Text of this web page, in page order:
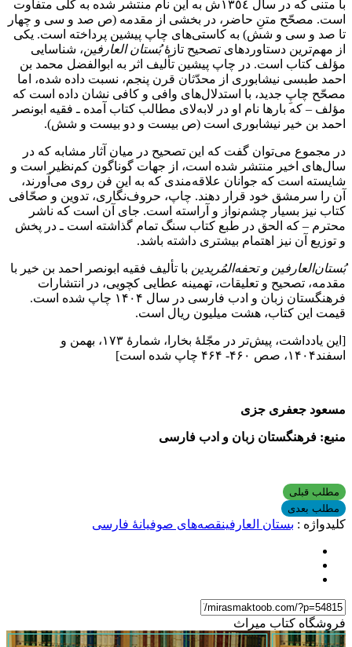
با متنی که در سال ١٣٥٤ش به این نام منتشر شده به کلی متفاوت
است. مصحّح متنِ حاضر، در بخشی از مقدمه (ص صد و سی و چهار
تا صد و سی و شش) به کاستی‌های چاپ پیشین پرداخته است. یکی
از مهم‌ترین دستاوردهای تصحیح تازۀبُستان العارفین، شناسایی
مؤلف کتاب است. در چاپ پیشین تألیف اثر به ابوالفضل محمد بن
احمد طبسی نیشابوری از محدّثان قرن پنجم، نسبت داده شده، اما
مصحّح چاپِ جدید، با استدلال‌های وافی و کافی نشان داده است که
مؤلف – که بارها نام او در لابه‌لای مطالب کتاب آمده ـ فقيه ابونصر
احمد بن خیر نیشابوری است (ص بیست و دو بیست و شش).
در مجموع می‌توان گفت که این تصحیح در میان آثار مشابه که در
سال‌های اخیر منتشر شده است، از جهات گوناگون کم‌نظیر است و
شایسته است که جوانان علاقه‌مندی که به این فن روی می‌آورند،
آن را سرمشق خود قرار دهند. چاپ، حروف‌نگاری، تدوین و صحّافی
کتاب نیز بسیار چشم‌نواز و آراسته است. جای آن است که ناشر
محترم – که الحق در طبع کتاب سنگ تمام گذاشته است ـ در پخش
و توزیع آن نیز اهتمام بیشتری داشته باشد.
بُستان‌العارفین و تحفه‌المُریدین با تألیف فقیه ابونصر احمد‌ بن خیر با
مقدمه، تصحیح و تعلیقات، تهمینه عطایی کچویی، در انتشارات
فرهنگستان زبان و ادب فارسی در سال ۱۴۰۴ چاپ شده است.
قیمت این کتاب، هشت میلیون ریال است.
[این یادداشت، پیش‌تر در مجّلۀ بخارا، شمارۀ ۱۷۳، بهمن و
اسفند۱۴۰۴، صص ۴۶۰- ۴۶۴ چاپ شده است]
مسعود جعفری جزی
منبع: فرهنگستان زبان و ادب فارسی
مطلب قبلی
مطلب بعدی
کلیدواژه : بستان العارفینقصه‌های صوفیانۀ فارسی
فروشگاه کتاب میراث